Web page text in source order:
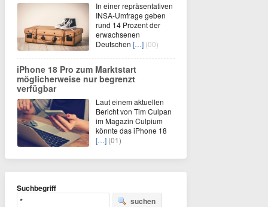
In einer repräsentativen
INSA-Umfrage geben
rund 14 Prozent der
erwachsenen
Deutschen […] (00)
iPhone 18 Pro zum Marktstart
möglicherweise nur begrenzt
verfügbar
Laut einem aktuellen
Bericht von Tim Culpan
im Magazin Culpium
könnte das iPhone 18
[…] (01)
Suchbegriff
suchen